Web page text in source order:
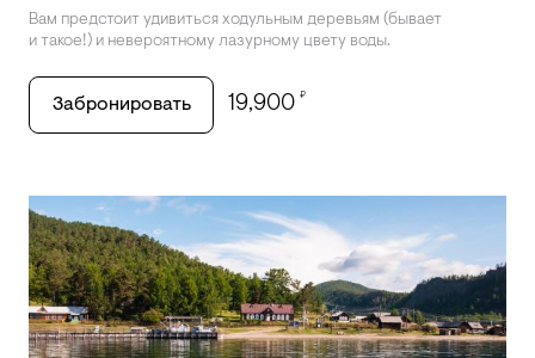
Вам предстоит удивиться ходульным деревьям (бывает
и такое!) и невероятному лазурному цвету воды.
Забронировать 19,900 ₽